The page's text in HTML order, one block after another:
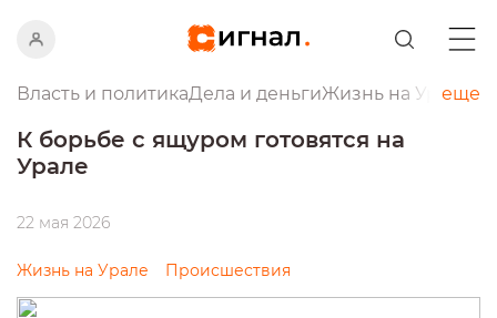
Власть и политикаДела и деньгиЖизнь на Урале
еще
К борьбе с ящуром готовятся на
Урале
22 мая 2026
Жизнь на Урале Происшествия